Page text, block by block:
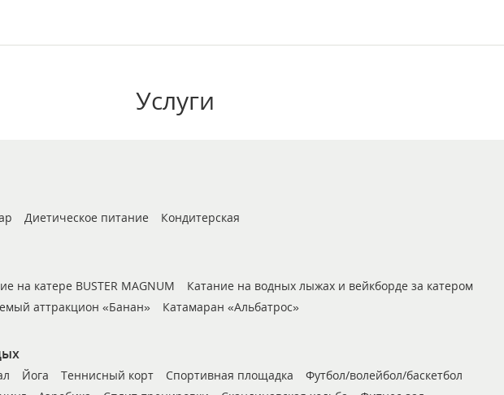
Услуги
Диетическое питание Кондитерская
на катере BUSTER MAGNUM
Катание на водных лыжах и вейкборде за катером
аттракцион «Банан»
Катамаран «Альбатрос»
Йога Теннисный корт Спортивная площадка
Футбол/волейбол/баскетбол